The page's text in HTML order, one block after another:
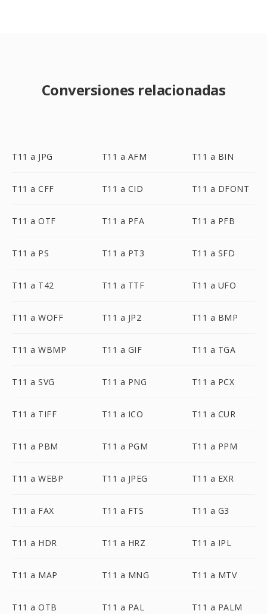
Conversiones relacionadas
T11 a JPG T11 a AFM T11 a BIN
T11 a CFF T11 a CID T11 a DFONT
T11 a OTF T11 a PFA T11 a PFB
T11 a PS T11 a PT3 T11 a SFD
T11 a T42 T11 a TTF T11 a UFO
T11 a WOFF T11 a JP2 T11 a BMP
T11 a WBMP T11 a GIF T11 a TGA
T11 a SVG T11 a PNG T11 a PCX
T11 a TIFF T11 a ICO T11 a CUR
T11 a PBM T11 a PGM T11 a PPM
T11 a WEBP T11 a JPEG T11 a EXR
T11 a FAX T11 a FTS T11 a G3
T11 a HDR T11 a HRZ T11 a IPL
T11 a MAP T11 a MNG T11 a MTV
T11 a OTB T11 a PAL T11 a PALM